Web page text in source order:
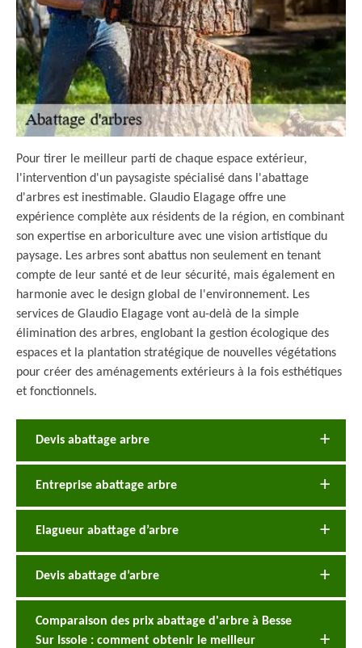
Pour tirer le meilleur parti de chaque espace extérieur,
l'intervention d'un paysagiste spécialisé dans l'abattage
d'arbres est inestimable. Glaudio Elagage offre une
expérience complète aux résidents de la région, en combinant
son expertise en arboriculture avec une vision artistique du
paysage. Les arbres sont abattus non seulement en tenant
compte de leur santé et de leur sécurité, mais également en
harmonie avec le design global de l'environnement. Les
services de Glaudio Elagage vont au-delà de la simple
élimination des arbres, englobant la gestion écologique des
espaces et la plantation stratégique de nouvelles végétations
pour créer des aménagements extérieurs à la fois esthétiques
et fonctionnels.
Devis abattage arbre
Entreprise abattage arbre
Elagueur abattage d’arbre
Devis abattage d’arbre
Comparaison des prix abattage d'arbre à Besse
Sur Issole : comment obtenir le meilleur